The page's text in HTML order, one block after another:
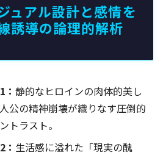
ュアル設計と感情を
誘導の論理的解析
：静的なヒロインの肉体的美し
公の精神崩壊が織りなす圧倒的
トラスト。
生活感に溢れた「現実の醜